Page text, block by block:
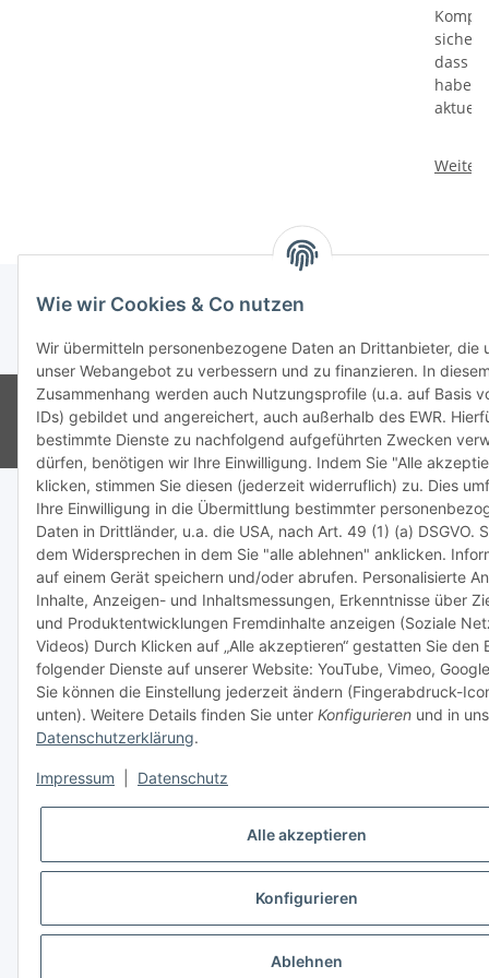
dass
haben
Weiter
* Alle Preise inkl. gesetzlicher USt., zzgl.Versand
© Ingo Schacht Besucherzähler: 8735793 Ladenpreise können von
Shoppreisen abweichen:
Powered byJTL-Shop
Wie wir Cookies & Co nutzen
Wir übermitteln personenbezogene Daten an Drittanbieter, die
unser Webangebot zu verbessern und zu finanzieren. In
Zusammenhang werden auch Nutzungsprofile (u.a. auf Basis
IDs) gebildet und angereichert, auch außerhalb des EWR.
bestimmte Dienste zu nachfolgend aufgeführten Zwecken
dürfen, benötigen wir Ihre Einwilligung. Indem Sie "Alle
klicken, stimmen Sie diesen (jederzeit widerruflich) zu. Dies
Ihre Einwilligung in die Übermittlung bestimmter
Daten in Drittländer, u.a. die USA, nach Art. 49 (1) (a) DSGVO.
dem Widersprechen in dem Sie "alle ablehnen" anklicken.
auf einem Gerät speichern und/oder abrufen. Personalisierte
Inhalte, Anzeigen- und Inhaltsmessungen, Erkenntnisse über
und Produktentwicklungen Fremdinhalte anzeigen (Soziale
Videos) Durch Klicken auf „Alle akzeptieren“ gestatten Sie den
folgender Dienste auf unserer Website: YouTube, Vimeo,
Sie können die Einstellung jederzeit ändern (Fingerabdruck-
unten). Weitere Details finden Sie unter Konfigurieren und in
Datenschutzerklärung.
Impressum Datenschutz
Alle akzeptieren
Konfigurieren
Ablehnen